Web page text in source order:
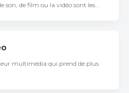
son, de film ou la vidéo sont les…
multimédia qui prend de plus